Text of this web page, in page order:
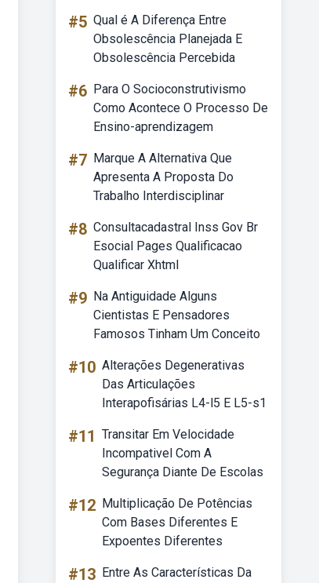
#5 Qual é A Diferença Entre
Obsolescência Planejada E
Obsolescência Percebida
#6 Para O Socioconstrutivismo
Como Acontece O Processo De
Ensino-aprendizagem
#7 Marque A Alternativa Que
Apresenta A Proposta Do
Trabalho Interdisciplinar
#8 Consultacadastral Inss Gov Br
Esocial Pages Qualificacao
Qualificar Xhtml
#9 Na Antiguidade Alguns
Cientistas E Pensadores
Famosos Tinham Um Conceito
#10 Alterações Degenerativas
Das Articulações
Interapofisárias L4-l5 E L5-s1
#11 Transitar Em Velocidade
Incompativel Com A
Segurança Diante De Escolas
#12 Multiplicação De Potências
Com Bases Diferentes E
Expoentes Diferentes
#13 Entre As Características Da